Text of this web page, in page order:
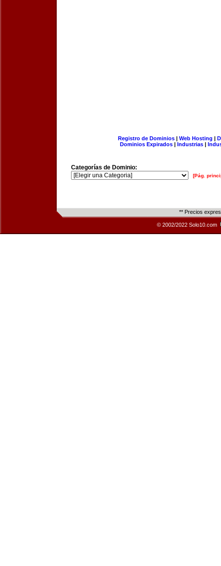
Registro de Dominios| Web Hosting |
Dominios Expirados | Industrias |
Categorías de Dominio:
[Pág.
** Precios
© 2002/2022 Solo10.com